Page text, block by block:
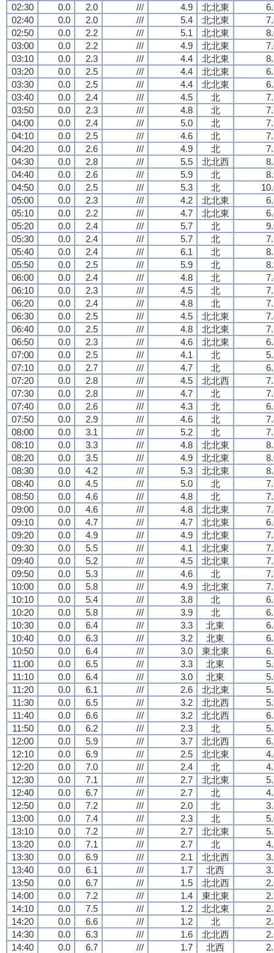
02:30
0.0 2.0 /// 4.9 北北東
02:40
0.0 2.0 /// 5.4 北北東
02:50
0.0 2.2 /// 5.1 北北東
03:00
0.0 2.2 /// 4.9 北北東
03:10
0.0 2.3 /// 4.4 北北東
03:20
0.0 2.5 /// 4.4 北北東
03:30
0.0 2.5 /// 4.4 北北東
03:40
0.0 2.4 /// 4.5 北
03:50
0.0 2.3 /// 4.8 北
04:00
0.0 2.4 /// 5.0 北
04:10
0.0 2.5 /// 4.6 北
04:20
0.0 2.6 /// 4.9 北
04:30
0.0 2.8 /// 5.5 北北西
04:40
0.0 2.6 /// 5.9 北
04:50
0.0 2.5 /// 5.3 北
05:00
0.0 2.3 /// 4.2 北北東
05:10
0.0 2.2 /// 4.7 北北東
05:20
0.0 2.4 /// 5.7 北
05:30
0.0 2.4 /// 5.7 北
05:40
0.0 2.4 /// 6.1 北
05:50
0.0 2.5 /// 5.9 北
06:00
0.0 2.4 /// 4.8 北
06:10
0.0 2.3 /// 4.5 北
06:20
0.0 2.4 /// 4.8 北
06:30
0.0 2.5 /// 4.5 北北東
06:40
0.0 2.5 /// 4.8 北北東
06:50
0.0 2.3 /// 4.6 北北東
07:00
0.0 2.5 /// 4.1 北
07:10
0.0 2.7 /// 4.7 北
07:20
0.0 2.8 /// 4.5 北北西
07:30
0.0 2.8 /// 4.7 北
07:40
0.0 2.6 /// 4.3 北
07:50
0.0 2.9 /// 4.6 北
08:00
0.0 3.1 /// 5.2 北
08:10
0.0 3.3 /// 4.8 北北東
08:20
0.0 3.5 /// 4.9 北北東
08:30
0.0 4.2 /// 5.3 北北東
08:40
0.0 4.5 /// 5.0 北
08:50
0.0 4.6 /// 4.8 北
09:00
0.0 4.6 /// 4.8 北北東
09:10
0.0 4.7 /// 4.7 北北東
09:20
0.0 4.9 /// 4.9 北北東
09:30
0.0 5.5 /// 4.1 北北東
09:40
0.0 5.2 /// 4.5 北北東
09:50
0.0 5.3 /// 4.6 北
10:00
0.0 5.8 /// 4.9 北北東
10:10
0.0 5.4 /// 3.8 北
10:20
0.0 5.8 /// 3.9 北
10:30
0.0 6.4 /// 3.3 北東
10:40
0.0 6.3 /// 3.2 北東
10:50
0.0 6.4 /// 3.0 東北東
11:00
0.0 6.5 /// 3.3 北東
11:10
0.0 6.4 /// 3.0 北東
11:20
0.0 6.1 /// 2.6 北北東
11:30
0.0 6.5 /// 3.2 北北西
11:40
0.0 6.6 /// 3.2 北北西
11:50
0.0 6.2 /// 2.3 北
12:00
0.0 5.9 /// 3.7 北北西
12:10
0.0 6.9 /// 2.5 北北東
12:20
0.0 7.0 /// 2.4 北
12:30
0.0 7.1 /// 2.7 北北東
12:40
0.0 6.7 /// 2.7 北
12:50
0.0 7.2 /// 2.0 北
13:00
0.0 7.4 /// 2.3 北
13:10
0.0 7.2 /// 2.7 北北東
13:20
0.0 7.1 /// 2.7 北
13:30
0.0 6.9 /// 2.1 北北西
13:40
0.0 6.1 /// 1.7 北西
13:50
0.0 6.7 /// 1.5 北北西
14:00
0.0 7.2 /// 1.4 東北東
14:10
0.0 7.5 /// 1.2 北北東
14:20
0.0 6.6 /// 1.2 北
14:30
0.0 6.3 /// 1.6 北北西
14:40
0.0 6.7 /// 1.7 北西